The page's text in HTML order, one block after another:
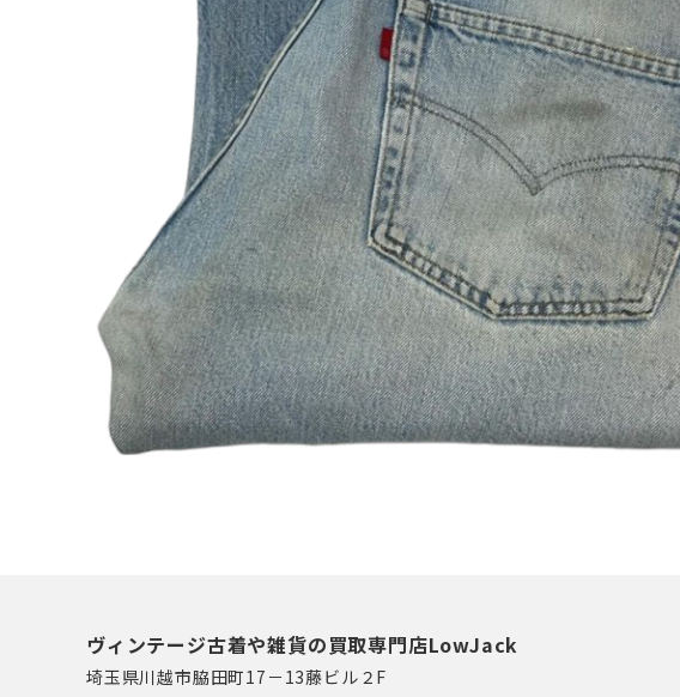
ヴィンテージ古着や雑貨の買取専門店LowJack
埼玉県川越市脇田町17－13藤ビル２F